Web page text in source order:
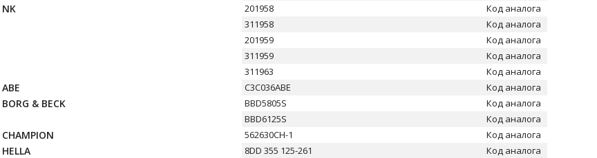
NK 201958
Код аналога
311958
Код аналога
201959
Код аналога
311959
Код аналога
311963
Код аналога
ABE C3C036ABE Код аналога
BORG & BECK BBD5805S
Код аналога
BBD6125S
Код аналога
CHAMPION 562630CH-1 Код аналога
HELLA 8DD 355 125-261 Код аналога